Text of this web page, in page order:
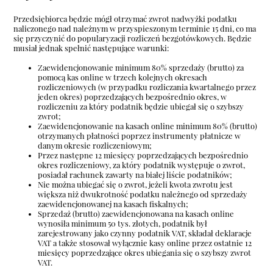
Przedsiębiorca będzie mógł otrzymać zwrot nadwyżki podatku
naliczonego nad należnym w przyspieszonym terminie 15 dni, co ma
się przyczynić do popularyzacji rozliczeń bezgotówkowych. Będzie
musiał jednak spełnić następujące warunki:
Zaewidencjonowanie minimum 80% sprzedaży (brutto) za
pomocą kas online w trzech kolejnych okresach
rozliczeniowych (w przypadku rozliczania kwartalnego przez
jeden okres) poprzedzających bezpośrednio okres, w
rozliczeniu za który podatnik będzie ubiegał się o szybszy
zwrot;
Zaewidencjonowanie na kasach online minimum 80% (brutto)
otrzymanych płatności poprzez instrumenty płatnicze w
danym okresie rozliczeniowym;
Przez następne 12 miesięcy poprzedzających bezpośrednio
okres rozliczeniowy, za który podatnik występuje o zwrot,
posiadał rachunek zawarty na białej liście podatników;
Nie można ubiegać się o zwrot, jeżeli kwota zwrotu jest
większa niż dwukrotność podatku należnego od sprzedaży
zaewidencjonowanej na kasach fiskalnych;
Sprzedaż (brutto) zaewidencjonowana na kasach online
wynosiła minimum 50 tys. złotych, podatnik był
zarejestrowany jako czynny podatnik VAT, składał deklaracje
VAT a także stosował wyłącznie kasy online przez ostatnie 12
miesięcy poprzedzające okres ubiegania się o szybszy zwrot
VAT.